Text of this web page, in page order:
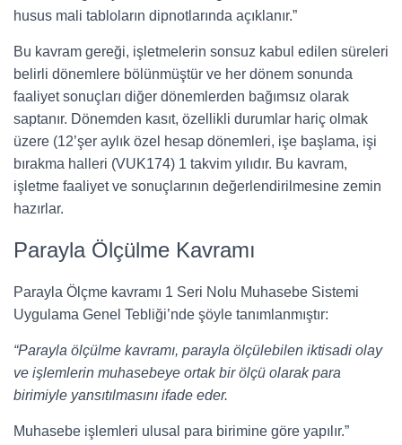
husus mali tabloların dipnotlarında açıklanır.”
Bu kavram gereği, işletmelerin sonsuz kabul edilen süreleri
belirli dönemlere bölünmüştür ve her dönem sonunda
faaliyet sonuçları diğer dönemlerden bağımsız olarak
saptanır. Dönemden kasıt, özellikli durumlar hariç olmak
üzere (12’şer aylık özel hesap dönemleri, işe başlama, işi
bırakma halleri (VUK174) 1 takvim yılıdır. Bu kavram,
işletme faaliyet ve sonuçlarının değerlendirilmesine zemin
hazırlar.
Parayla Ölçülme Kavramı
Parayla Ölçme kavramı 1 Seri Nolu Muhasebe Sistemi
Uygulama Genel Tebliği’nde şöyle tanımlanmıştır:
“Parayla ölçülme kavramı, parayla ölçülebilen iktisadi olay
ve işlemlerin muhasebeye ortak bir ölçü olarak para
birimiyle yansıtılmasını ifade eder.
Muhasebe işlemleri ulusal para birimine göre yapılır.”